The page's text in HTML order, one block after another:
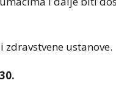
ustanove.